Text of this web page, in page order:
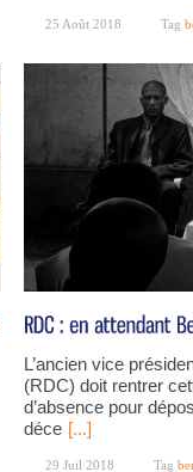
25 Août 2018 Tag
L’ancien vice
(RDC) doit rentrer
d’absence pour
déce [...]
29 Juil 2018 Tag